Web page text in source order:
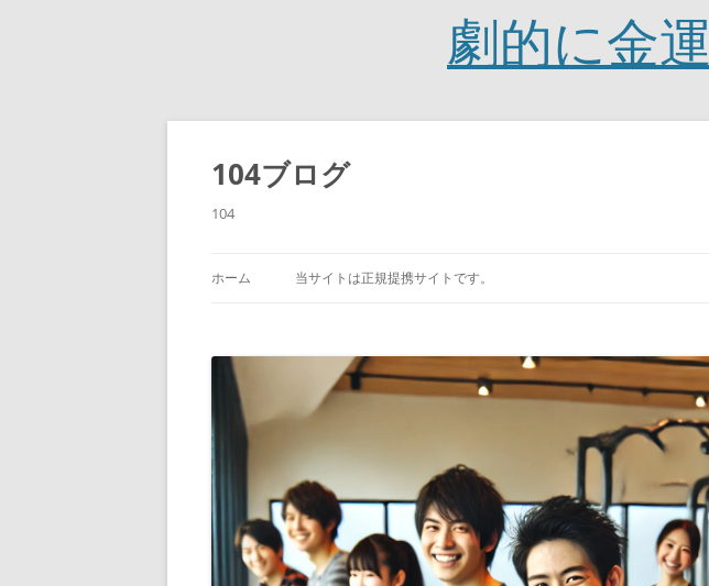
劇的に金
コ
ン
ツ
へ
ス
104ブログ
104
ホーム 当サイトは正規提携サイトです。